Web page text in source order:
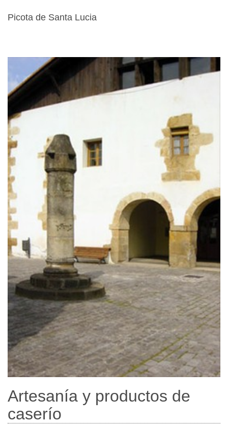
Picota de Santa Lucia
Artesanía y productos de
caserío